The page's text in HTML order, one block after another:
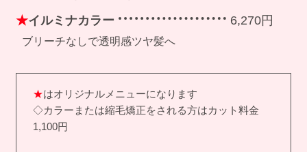
★イルミナカラー 6,270円
ブリーチなしで透明感ツヤ髪へ
★はオリジナルメニューになります
◇カラーまたは縮毛矯正をされる方はカット料金
1,100円